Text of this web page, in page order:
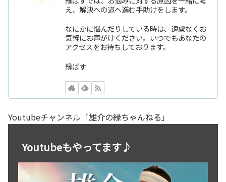
え、解決への道へ進む手助けをします。
なにかに悩んだりしている時は、遠慮なくお
気軽にお声がけください。いつでもあなたの
アクセスをお待ちしております。
縁ぱす
Youtubeチャンネル「雄介の縁ちゃんねる」
Youtubeもやってます♪